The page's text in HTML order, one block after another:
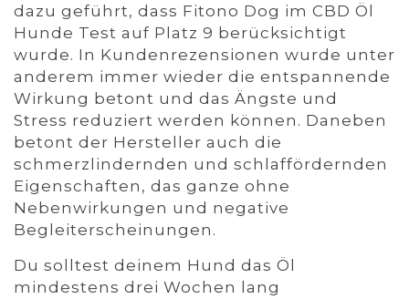
dazu geführt, dass Fitono Dog im CBD Öl
Hunde Test auf Platz 9 berücksichtigt
wurde. In Kundenrezensionen wurde unter
anderem immer wieder die entspannende
Wirkung betont und das Ängste und
Stress reduziert werden können. Daneben
betont der Hersteller auch die
schmerzlindernden und schlaffördernden
Eigenschaften, das ganze ohne
Nebenwirkungen und negative
Begleiterscheinungen.
Du solltest deinem Hund das Öl
mindestens drei Wochen lang